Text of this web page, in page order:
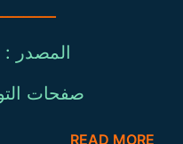
المصدر :
صفحات
READ MORE